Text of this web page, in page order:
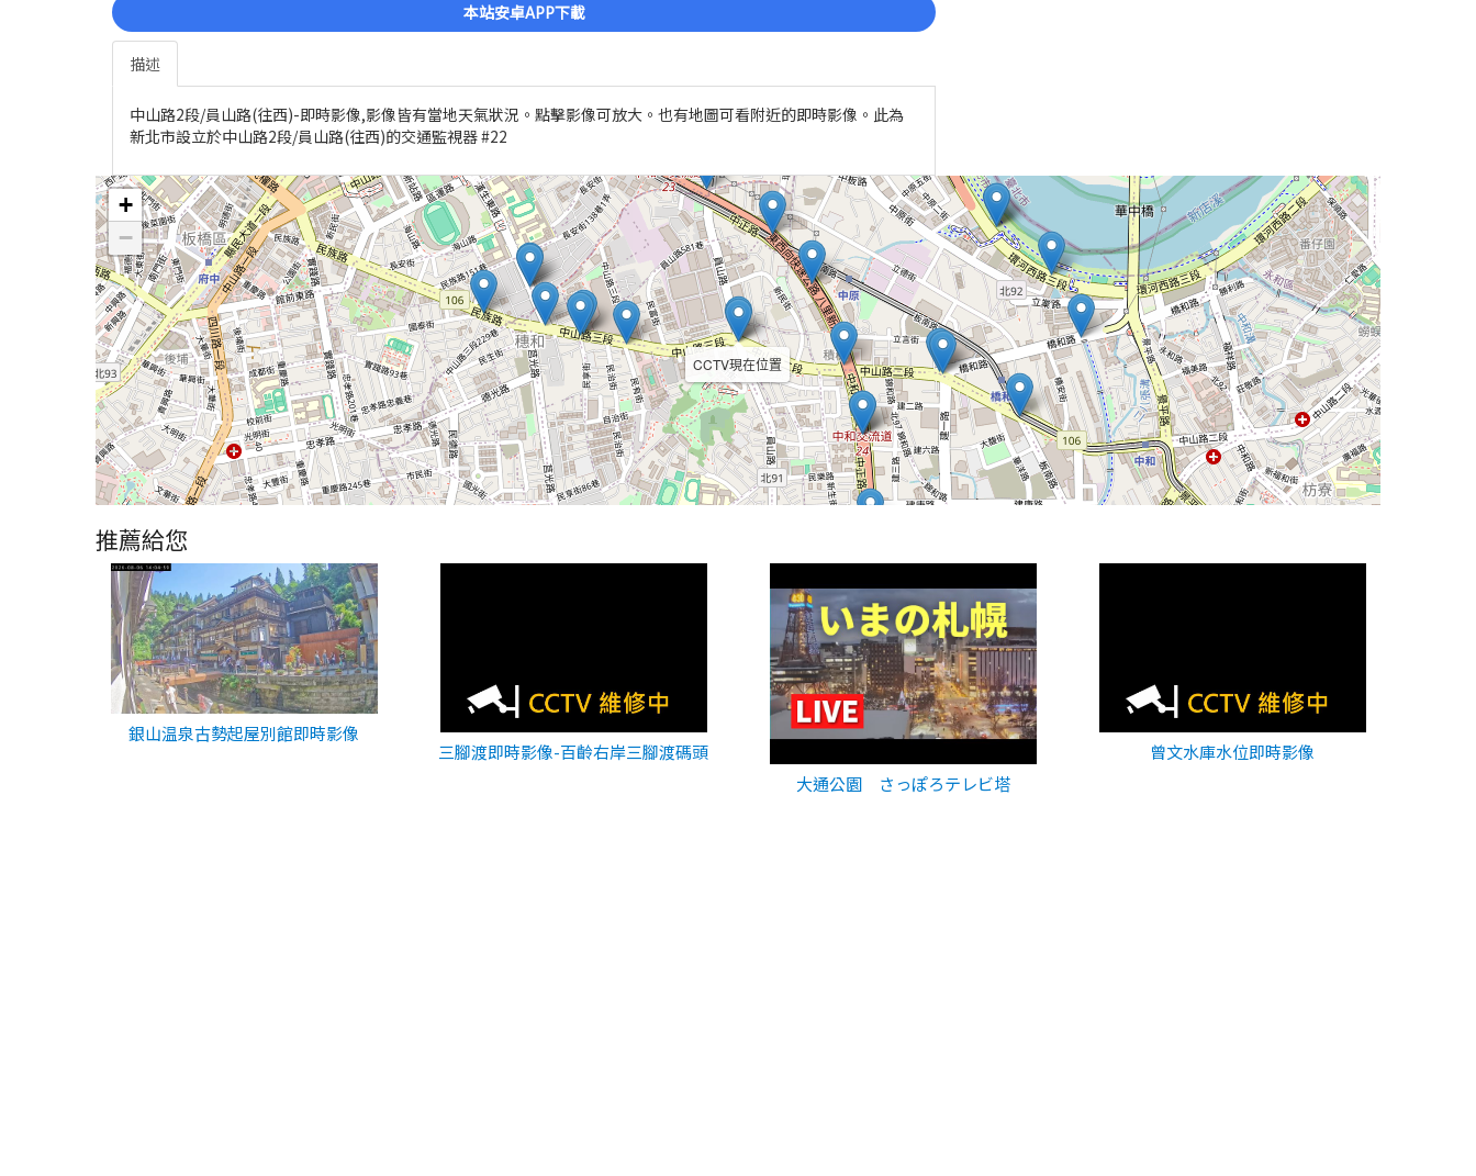
本站安卓APP下載
描述
中山路2段/員山路(往西)-即時影像,影像皆有當地天氣狀況。點擊影像可放大。也有地圖可看附近的即時影像。此為
新北市設立於中山路2段/員山路(往西)的交通監視器 #22
CCTV現在位置
+
−
推薦給您
銀山温泉古勢起屋別館即時影像
三腳渡即時影像-百齡右岸三腳渡碼頭
大通公園 さっぽろテレビ塔
曾文水庫水位即時影像